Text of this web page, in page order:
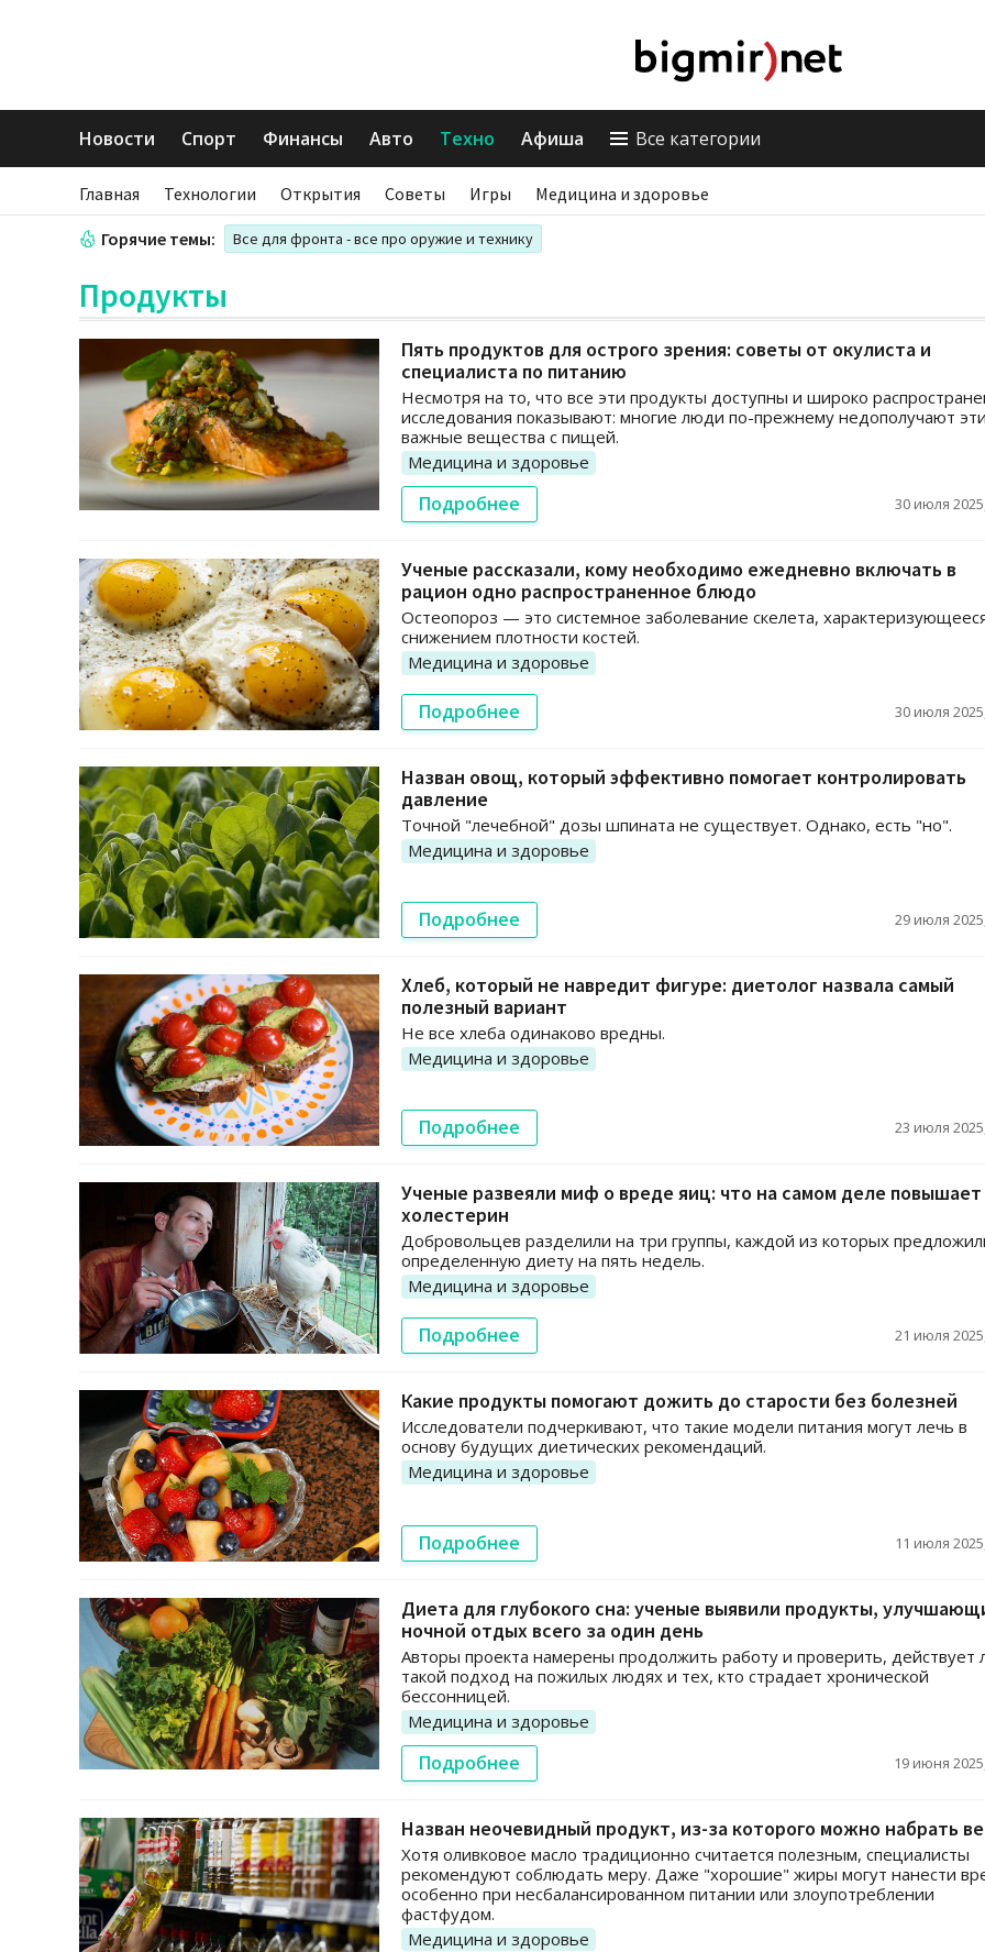
Новости Спорт Финансы Авто Техно Афиша Все категории
Главная Технологии Открытия Советы Игры Медицина и здоровье
Горячие темы: Все для фронта - все про оружие и технику
Продукты
Пять продуктов для острого зрения: советы от окулиста и
специалиста по питанию
Несмотря на то, что все эти продукты доступны и широко
исследования показывают: многие люди по-прежнему недополучают эти
важные вещества с пищей.
Медицина и здоровье
Подробнее 30 июля
Ученые рассказали, кому необходимо ежедневно включать в
рацион одно распространенное блюдо
Остеопороз — это системное заболевание скелета,
снижением плотности костей.
Медицина и здоровье
Подробнее 30 июля
Назван овощ, который эффективно помогает контролировать
давление
Точной "лечебной" дозы шпината не существует. Однако, есть "но".
Медицина и здоровье
Подробнее 29 июля
Хлеб, который не навредит фигуре: диетолог назвала самый
полезный вариант
Не все хлеба одинаково вредны.
Медицина и здоровье
Подробнее 23 июля
Ученые развеяли миф о вреде яиц: что на самом деле повышает
холестерин
Добровольцев разделили на три группы, каждой из которых
определенную диету на пять недель.
Медицина и здоровье
Подробнее 21 июля
Какие продукты помогают дожить до старости без болезней
Исследователи подчеркивают, что такие модели питания могут лечь в
основу будущих диетических рекомендаций.
Медицина и здоровье
Подробнее 11 июля
Диета для глубокого сна: ученые выявили продукты,
ночной отдых всего за один день
Авторы проекта намерены продолжить работу и проверить, действует
такой подход на пожилых людях и тех, кто страдает хронической
бессонницей.
Медицина и здоровье
Подробнее 19 июня
Назван неочевидный продукт, из-за которого можно набрать
Хотя оливковое масло традиционно считается полезным, специалисты
рекомендуют соблюдать меру. Даже "хорошие" жиры могут нанести
особенно при несбалансированном питании или злоупотреблении
фастфудом.
Медицина и здоровье